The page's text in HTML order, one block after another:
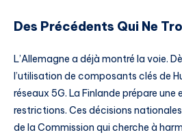
Des Précédents Qui Ne
L’Allemagne a déjà montré la voie.
l’utilisation de composants clés de
réseaux 5G. La Finlande prépare une
restrictions. Ces décisions
de la Commission qui cherche à